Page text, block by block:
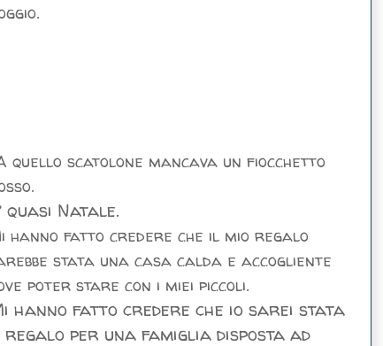
quello scatolone mancava un fiocchetto
quasi Natale.
hanno fatto credere che il mio regalo
stata una casa calda e accogliente
poter stare con i miei piccoli.
hanno fatto credere che io sarei stata
per una famiglia disposta ad